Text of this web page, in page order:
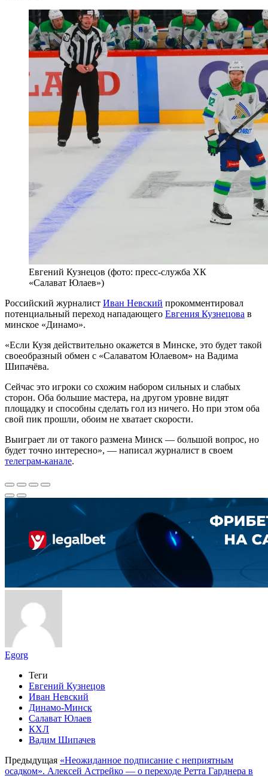
Евгений Кузнецов (фото: пресс-служба ХК
«Салават Юлаев»)
Российский журналист Иван Невский прокомментировал
потенциальный переход нападающего Евгения Кузнецова в
минское «Динамо».
«Если Кузя действительно окажется в Минске, это будет такой
своеобразный обмен с «Салаватом Юлаевом» на Вадима
Шипачёва.
Сейчас это игроки со схожим набором сильных и слабых
сторон. Оба большие мастера, на другом уровне видят
площадку и способны сделать гол из ничего. Но при этом оба
свой пик прошли, обоим не хватает скорости.
Выиграет ли от такого размена Минск — большой вопрос, но
будет точно интересно», — написал журналист в своем
телеграм-канале.
Egorg
Теги
Евгений Кузнецов
Иван Невский
Динамо-Минск
Салават Юлаев
КХЛ
Вадим Шипачев
Предыдущая «Неожиданное подписание с неприятным
осадком». Алексей Астрейко — о переходе Ретта Гарднера в